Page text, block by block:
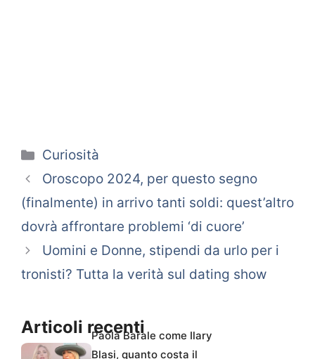
Categorie
Curiosità
Oroscopo 2024, per questo segno
(finalmente) in arrivo tanti soldi: quest’altro
dovrà affrontare problemi ‘di cuore’
Uomini e Donne, stipendi da urlo per i
tronisti? Tutta la verità sul dating show
Articoli recentiPaola Barale come Ilary
Blasi, quanto costa il